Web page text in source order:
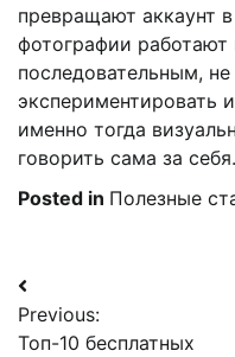
превращают аккаунт
фотографии
последовательным, не
экспериментировать
именно тогда
говорить сама за себя.
Posted in Полезные
Навигация
по
Previous:
Топ-10 бесплатных